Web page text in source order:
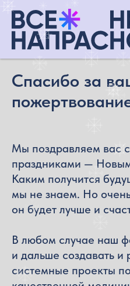
Спасибо за
Мы поздравляем вас
праздниками —
Каким получится
мы не знаем. Но
он будет лучше и
В любом случае наш
и дальше создавать и
системные проекты